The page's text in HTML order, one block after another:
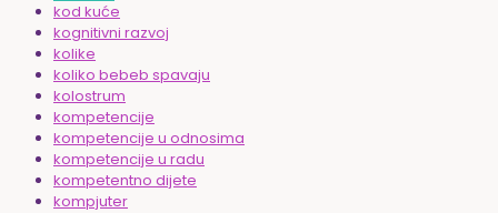
kod kuće
kognitivni razvoj
kolike
koliko bebeb spavaju
kolostrum
kompetencije
kompetencije u odnosima
kompetencije u radu
kompetentno dijete
kompjuter